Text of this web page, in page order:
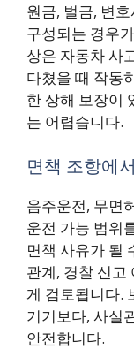
원금, 벌금, 변
구성되는 경우
상은 자동차 사
다쳤을 때 작동
한 상해 보장이
는 어렵습니다.
면책 조항에
음주운전, 무면
운전 가능 범위
면책 사유가 될
관계, 경찰 신고
게 검토됩니다.
기기보다, 사실
안전합니다.